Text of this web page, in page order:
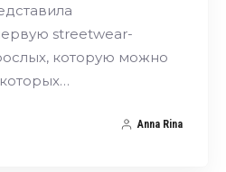
streetwear-
которую можно
Anna Rina